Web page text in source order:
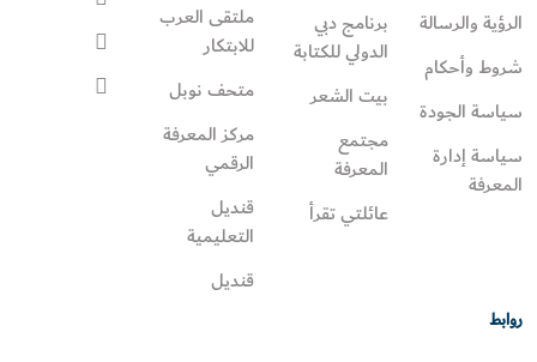
الرؤية والرسالة
شروط وأحكام
سياسة الجودة
سياسة إدارة
المعرفة
برنامج دبي
الدولي للكتابة
بيت الشعر
مجتمع
المعرفة
عائلتي تقرأ‎
ملتقى العرب
للابتكار
متحف نوبل
مركز المعرفة
الرقمي
قنديل
التعليمية
قنديل
روابط